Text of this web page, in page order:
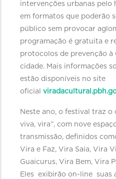
intervenções urbanas pelo
em formatos que poderão
público sem provocar
programação é gratuita e
protocolos de prevenção à
cidade. Mais informações
estão disponíveis no site
oficial
Neste ano, o festival traz
viva, vira”, com nove
transmissão, definidos
Vira e Faz, Vira Saia, Vira
Guaicurus, Vira Bem, Vira
Eles exibirão on-line suas